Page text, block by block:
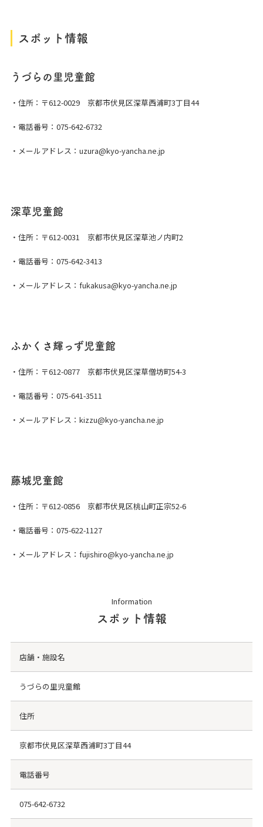
スポット情報
うづらの里児童館
・住所：〒612-0029 京都市伏見区深草西浦町3丁目44
・電話番号：075-642-6732
・メールアドレス：uzura@kyo-yancha.ne.jp
深草児童館
・住所：〒612-0031 京都市伏見区深草池ノ内町2
・電話番号：075-642-3413
・メールアドレス：fukakusa@kyo-yancha.ne.jp
ふかくさ輝っず児童館
・住所：〒612-0877 京都市伏見区深草僧坊町54-3
・電話番号：075-641-3511
・メールアドレス：kizzu@kyo-yancha.ne.jp
藤城児童館
・住所：〒612-0856 京都市伏見区桃山町正宗52-6
・電話番号：075-622-1127
・メールアドレス：fujishiro@kyo-yancha.ne.jp
Information
スポット情報
店舗・施設名
うづらの里児童館
住所
京都市伏見区深草西浦町3丁目44
電話番号
075-642-6732